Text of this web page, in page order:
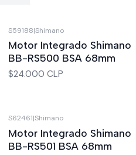
S59188|Shimano
Motor Integrado Shimano
BB-RS500 BSA 68mm
$24.000 CLP
S62461|Shimano
Motor Integrado Shimano
BB-RS501 BSA 68mm